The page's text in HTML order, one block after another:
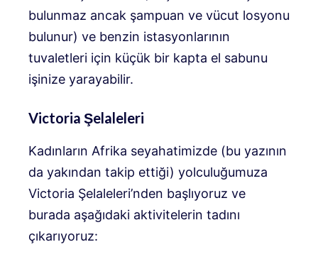
bulunmaz ancak şampuan ve vücut losyonu
bulunur) ve benzin istasyonlarının
tuvaletleri için küçük bir kapta el sabunu
işinize yarayabilir.
Victoria Şelaleleri
Kadınların Afrika seyahatimizde (bu yazının
da yakından takip ettiği) yolculuğumuza
Victoria Şelaleleri’nden başlıyoruz ve
burada aşağıdaki aktivitelerin tadını
çıkarıyoruz: